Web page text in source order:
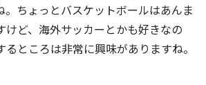
。ちょっとバスケットボールはあんま
けど、海外サッカーとかも好きなの
ところは非常に興味がありますね。